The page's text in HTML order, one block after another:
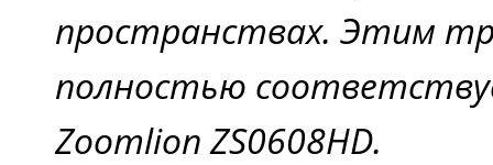
пространствах. Этим
полностью
Zoomlion ZS0608HD.